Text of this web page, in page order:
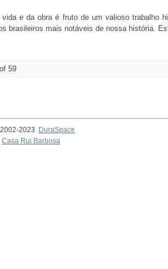
vida e da obra é fruto de um valioso trabalho
brasileiros mais notáveis de nossa história.
59
2023
DuraSpace
Casa Rui Barbosa